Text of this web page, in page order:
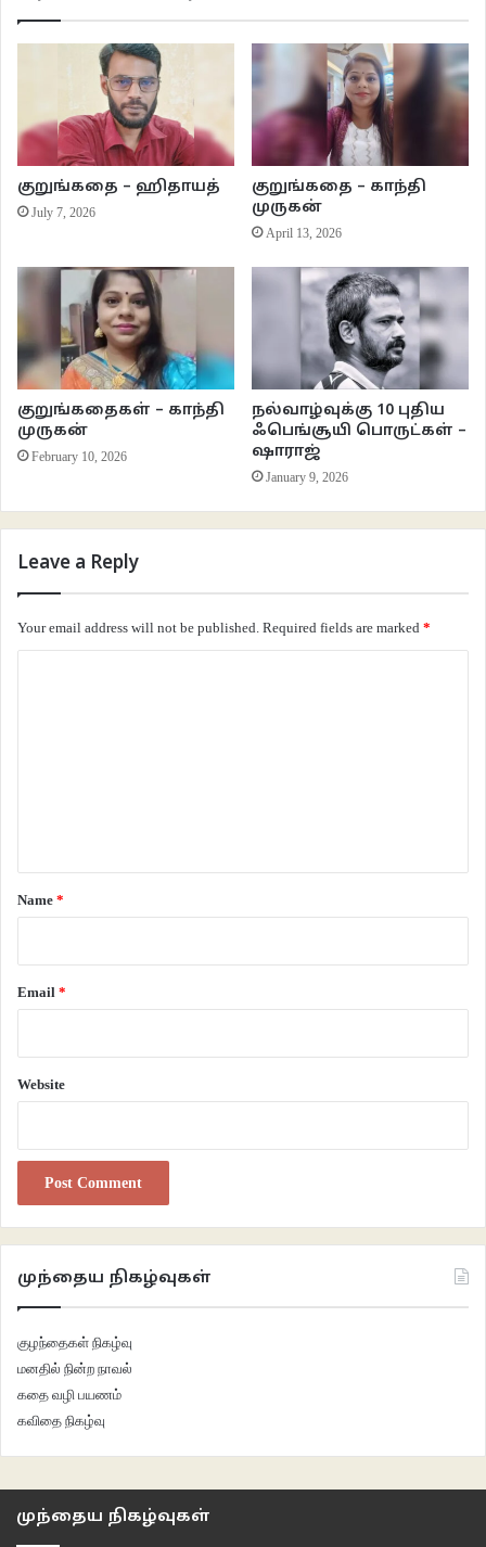
அம்மு இலக்கியம் கதைகள்
குறுங்கதைகள் சுடும் நெருப்பு
குறுங்கதை – ஹிதாயத்
July 7, 2026
குறுங்கதை – காந்தி
முருகன்
April 13, 2026
குறுங்கதைகள் – காந்தி
முருகன்
February 10, 2026
நல்வாழ்வுக்கு 10 புதிய
ஃபெங்சூயி பொருட்கள் –
ஷாராஜ்
January 9, 2026
Leave a Reply
Your email address will not be published. Required fields are marked *
*
Name *
Email *
Website
முந்தைய நிகழ்வுகள்
குழந்தைகள் நிகழ்வு
மனதில் நின்ற நாவல்
கதை வழி பயணம்
கவிதை நிகழ்வு
முந்தைய நிகழ்வுகள்